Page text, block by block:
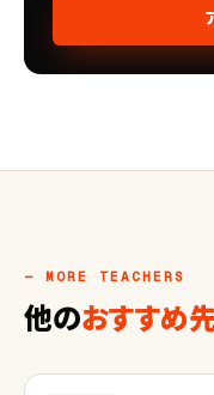
— MORE TEACHERS
他のおすすめ